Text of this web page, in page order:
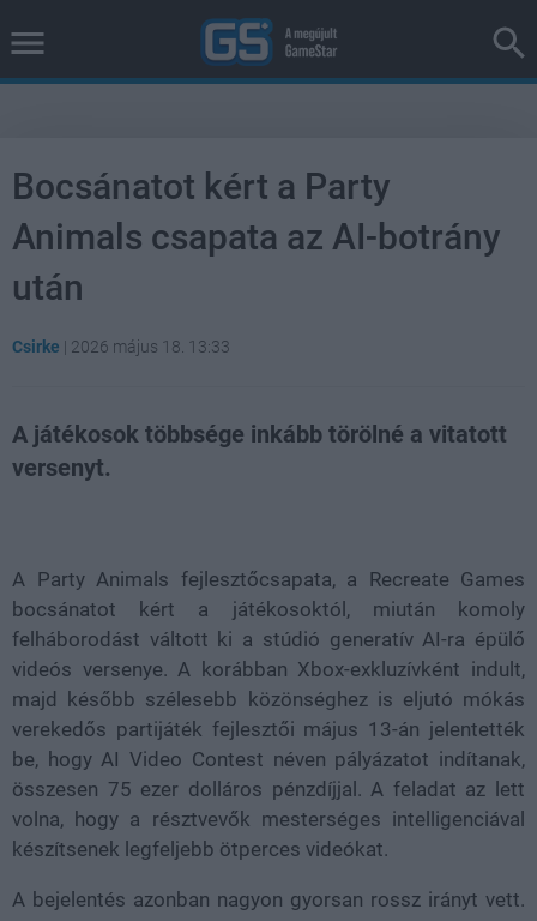
Bocsánatot kért a Party
Animals csapata az AI-botrány
után
Csirke | 2026 május 18. 13:33
A játékosok többsége inkább törölné a vitatott
versenyt.
A Party Animals fejlesztőcsapata, a Recreate Games
bocsánatot kért a játékosoktól, miután komoly
felháborodást váltott ki a stúdió generatív AI-ra épülő
videós versenye. A korábban Xbox-exkluzívként indult,
majd később szélesebb közönséghez is eljutó mókás
verekedős partijáték fejlesztői május 13-án jelentették
be, hogy AI Video Contest néven pályázatot indítanak,
összesen 75 ezer dolláros pénzdíjjal. A feladat az lett
volna, hogy a résztvevők mesterséges intelligenciával
készítsenek legfeljebb ötperces videókat.
A bejelentés azonban nagyon gyorsan rossz irányt vett.